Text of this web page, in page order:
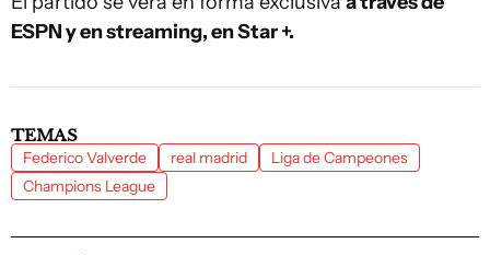
ESPN y en streaming, en Star +.
TEMAS
Federico Valverde real madrid
Liga de Campeones
Champions League